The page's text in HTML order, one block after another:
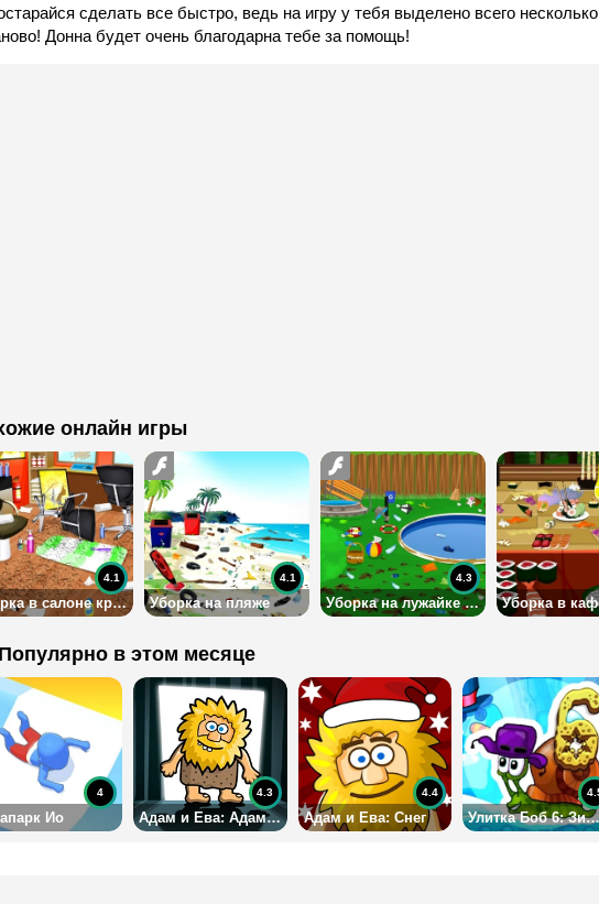
сделать все быстро, ведь на игру у тебя выделено всего
Донна будет очень благодарна тебе за помощь!
онлайн игры
Уборка в салоне красоты
4.1
Уборка на пляже
4.1
Уборка на лужайке у дома
4.3
Популярно в этом месяце
Ио
4
Адам и Ева: Адам-призрак
4.3
Адам и Ева: Снег
4.4
Улитка Боб 6: Зимняя